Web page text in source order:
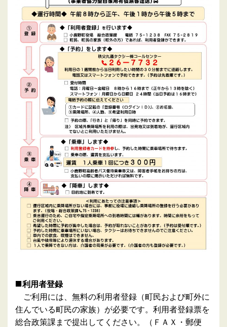
■利用者登録
ご利用には、無料の利用者登録（町民および町外に
住んでいる町民の家族）が必要です。利用者登録票を
総合政策課まで提出してください。（ＦＡＸ・郵便